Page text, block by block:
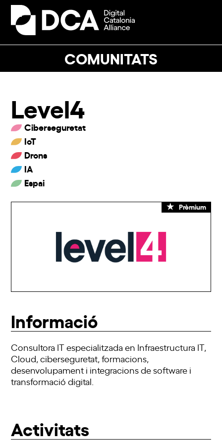
Skip
content
COMUNITATS
Open
mobile
Close
mobile
Level4
Ciberseguretat
IoT
Drons
IA
Espai
Prèmium
Informació
Consultora IT especialitzada en Infraestructura IT,
Cloud, ciberseguretat, formacions,
desenvolupament i integracions de software i
transformació digital.
Activitats